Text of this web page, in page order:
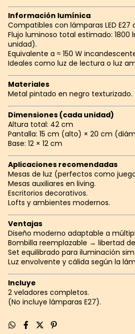
Información lumínica
Compatibles con lámparas LED E27
Flujo luminoso total estimado: 1800
unidad).
Equivalente a ≈ 150 W
Ideales como luz de lectura o luz
Materiales
Metal pintado en negro texturizado.
Dimensiones (cada unidad)
Altura total: 42 cm
Pantalla: 15 cm (alto) × 20 cm
Base: 12 × 12 cm
Aplicaciones recomendadas
Mesas de luz (perfectos como
Mesas auxiliares en living.
Escritorios decorativos.
Lofts y ambientes modernos.
Ventajas
Diseño moderno adaptable a
Bombilla reemplazable → libertad
Set equilibrado para iluminación
Luz envolvente y cálida según la
Incluye
2 veladores completos.
(No incluye lámparas E27).